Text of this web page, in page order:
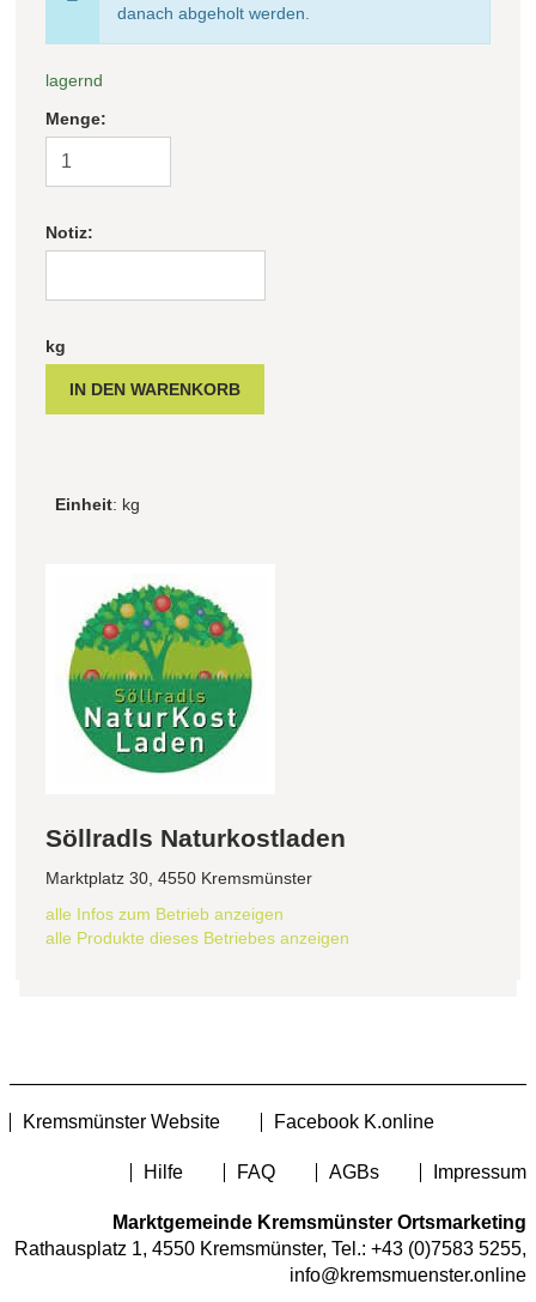
danach abgeholt werden.
lagernd
Menge:
Notiz:
kg
Einheit: kg
Söllradls Naturkostladen
Marktplatz 30, 4550 Kremsmünster
alle Infos zum Betrieb anzeigen
alle Produkte dieses Betriebes anzeigen
Kremsmünster Website Facebook K.online
Hilfe FAQ AGBs Impressum
Marktgemeinde Kremsmünster Ortsmarketing
Rathausplatz 1, 4550 Kremsmünster, Tel.: +43 (0)7583 5255,
info@kremsmuenster.online